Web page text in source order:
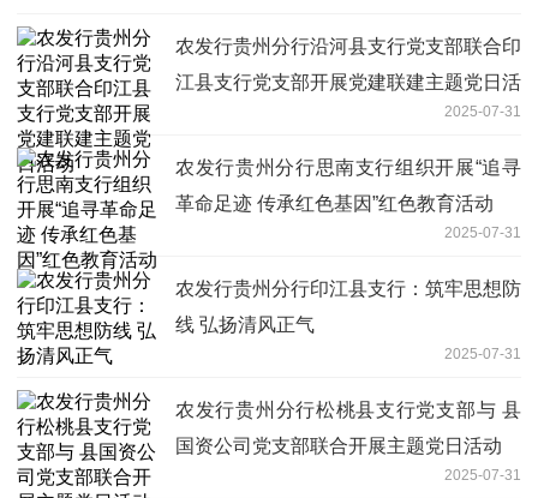
农发行贵州分行沿河县支行党支部联合印
江县支行党支部开展党建联建主题党日活
2025-07-31
农发行贵州分行思南支行组织开展“追寻
革命足迹 传承红色基因”红色教育活动
2025-07-31
农发行贵州分行印江县支行：筑牢思想防
线 弘扬清风正气
2025-07-31
农发行贵州分行松桃县支行党支部与 县
国资公司党支部联合开展主题党日活动
2025-07-31